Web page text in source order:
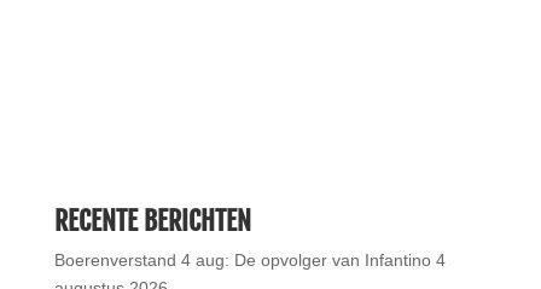
RECENTE BERICHTEN
Boerenverstand 4 aug: De opvolger van Infantino 4